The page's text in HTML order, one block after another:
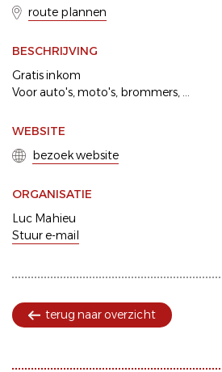
route plannen
BESCHRIJVING
Gratis inkom
Voor auto's, moto's, brommers, ...
WEBSITE
bezoek website
ORGANISATIE
Luc Mahieu
Stuur e-mail
terug naar overzicht